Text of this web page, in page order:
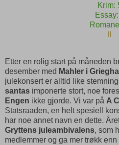
Krim:
Etter en rolig start på måneden
desember med Mahler i
julekonsert er alltid like
santas imponerte stort, noe
Engen ikke gjorde. Vi var på A
Statsraaden, en helt spesiell
har noe annet navn en dette.
Gryttens juleambivalens, som
medlemmer og ga mer trøkk